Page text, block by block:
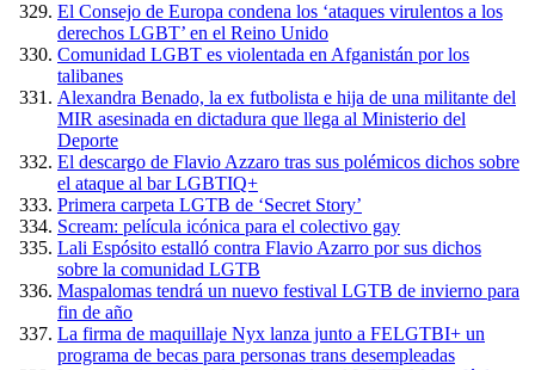
El Consejo de Europa condena los ‘ataques virulentos a los
derechos LGBT’ en el Reino Unido
Comunidad LGBT es violentada en Afganistán por los
talibanes
Alexandra Benado, la ex futbolista e hija de una militante del
MIR asesinada en dictadura que llega al Ministerio del
Deporte
El descargo de Flavio Azzaro tras sus polémicos dichos sobre
el ataque al bar LGBTIQ+
Primera carpeta LGTB de ‘Secret Story’
Scream: película icónica para el colectivo gay
Lali Espósito estalló contra Flavio Azarro por sus dichos
sobre la comunidad LGTB
Maspalomas tendrá un nuevo festival LGTB de invierno para
fin de año
La firma de maquillaje Nyx lanza junto a FELGTBI+ un
programa de becas para personas trans desempleadas